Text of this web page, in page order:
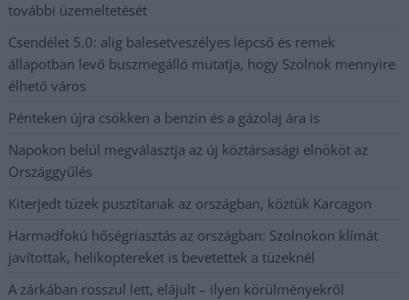
további üzemeltetését
Csendélet 5.0: alig balesetveszélyes lépcső és remek
állapotban levő buszmegálló mutatja, hogy Szolnok mennyire
élhető város
Pénteken újra csökken a benzin és a gázolaj ára is
Napokon belül megválasztja az új köztársasági elnököt az
Országgyűlés
Kiterjedt tüzek pusztítanak az országban, köztük Karcagon
Harmadfokú hőségriasztás az országban: Szolnokon klímát
javítottak, helikoptereket is bevetettek a tüzeknél
A zárkában rosszul lett, elájult – ilyen körülményekről